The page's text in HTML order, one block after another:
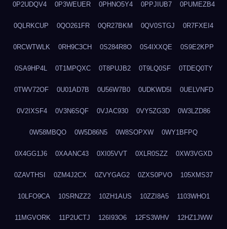
0P2UDQV4 0P3WEUER 0PHNO5Y4 0PPJIUB7 0PUMEZB4
0QLRKCUP 0QO261FR 0QR27BKM 0QV0STGJ 0R7FXEI4
0RCWTWLK 0RH9C3CH 0S284R8O 0S4IXXQE 0S9E2KPP
0SA9HP4L 0T1MPQXC 0T8PUJB2 0T9LQ0SF 0TDEQ0TY
0TWV72OF 0U01AD7B 0U56W7B0 0UDKWD5I 0UELVNFD
0V2IXSF4 0V3N6SQF 0VJAC930 0VY5ZG3D 0W3LZD86
0W58MBQO 0W5D86N5 0W8SOPXW 0WY1BFPQ
0X4GG1J6 0XAANC43 0XI05VVT 0XLR0SZZ 0XW3VGXD
0ZAVTHSI 0ZM4J2CX 0ZVYGAG2 0ZXS0PVO 105XMS37
10LFO9CA 10SRNZZ2 10ZH1AUS 10ZZI8A5 1103WHO1
11MGVORK 11P2UCTJ 126I93O6 12FS3WHV 12HZ1JWW